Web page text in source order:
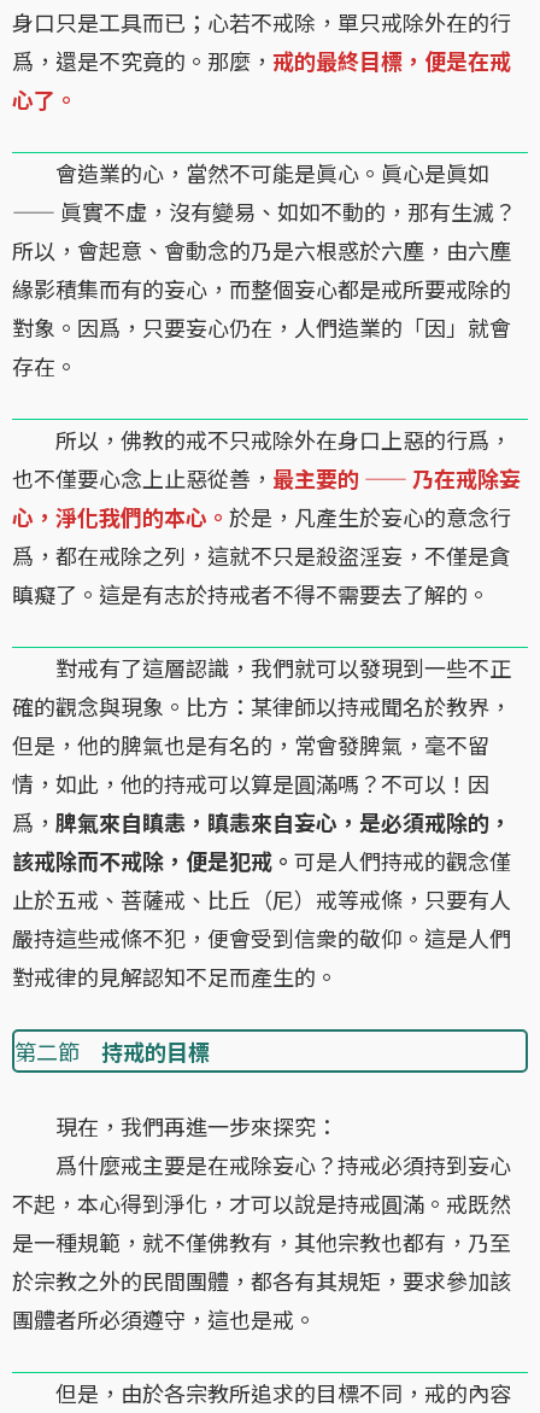
身口只是工具而已；心若不戒除，單只戒除外在的行
爲，還是不究竟的。那麼， 戒的最終目標，便是在戒
心了。
會造業的心，當然不可能是眞心。眞心是眞如
—— 眞實不虛，沒有變易、如如不動的，那有生滅？
所以，會起意、會動念的乃是六根惑於六塵，由六塵
緣影積集而有的妄心，而整個妄心都是戒所要戒除的
對象。因爲，只要妄心仍在，人們造業的「因」就會
存在。
所以，佛教的戒不只戒除外在身口上惡的行爲，
也不僅要心念上止惡從善， 最主要的 —— 乃在戒除妄
心，淨化我們的本心。 於是，凡產生於妄心的意念行
爲，都在戒除之列，這就不只是殺盜淫妄，不僅是貪
瞋癡了。這是有志於持戒者不得不需要去了解的。
對戒有了這層認識，我們就可以發現到一些不正
確的觀念與現象。比方：某律師以持戒聞名於教界，
但是，他的脾氣也是有名的，常會發脾氣，毫不留
情，如此，他的持戒可以算是圓滿嗎？不可以！因
爲， 脾氣來自瞋恚，瞋恚來自妄心，是必須戒除的，
該戒除而不戒除，便是犯戒。 可是人們持戒的觀念僅
止於五戒、菩薩戒、比丘（尼）戒等戒條，只要有人
嚴持這些戒條不犯，便會受到信衆的敬仰。這是人們
對戒律的見解認知不足而產生的。
第二節 持戒的目標
現在，我們再進一步來探究：
爲什麼戒主要是在戒除妄心？持戒必須持到妄心
不起，本心得到淨化，才可以說是持戒圓滿。戒既然
是一種規範，就不僅佛教有，其他宗教也都有，乃至
於宗教之外的民間團體，都各有其規矩，要求參加該
團體者所必須遵守，這也是戒。
但是，由於各宗教所追求的目標不同，戒的內容